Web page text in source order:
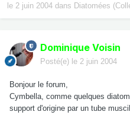
le 2 juin 2004 dans Diatomées
Dominique Voisin
Posté(e) le 2 juin 2004
Bonjour le forum,
Cymbella, comme quelques
support d'origine par un tube